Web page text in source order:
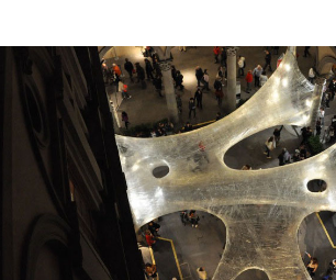
spettatore. L’installazione entra
dell’architettura rinascimentale e
evoca l’immagine di un bozzolo,
rigenerazione naturale ed
Il collettivo Numen / For Use è
Katzler e Nikola Radeljkovic che
loro lavoro si muove tra la
aggiornato sui principi e